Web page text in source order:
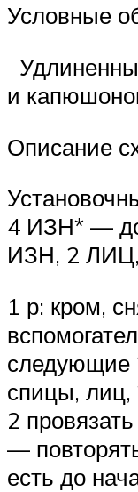
Условные
и
Описание
4 ИЗН* — до
ИЗН, 2 ЛИЦ,
1 р: кром,
следующие
спицы, лиц,
2
—
есть до